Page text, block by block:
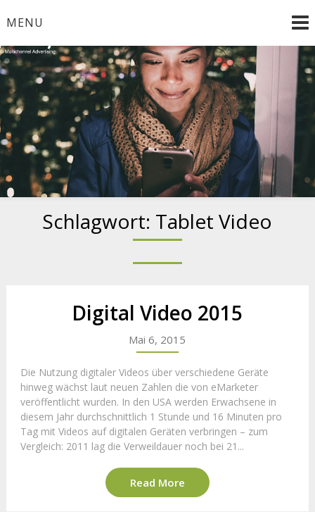
toMENU
Smooth Multichannel Advertising
Schlagwort: Tablet Video
Digital Video 2015
Mai 6, 2015
Die Nutzung digitaler Videos über verschiedene Geräte
hinweg wächst laut neuen Zahlen die von eMarketer
veröffentlicht wurden. In den USA werden Erwachsene in
diesem Jahr durchschnittlich 1 Stunde und 16 Minuten pro
Tag mit Videos auf digitalen Geräten verbringen – zum
Vergleich: 2011 lag die Verweildauer noch bei 21...
Read More